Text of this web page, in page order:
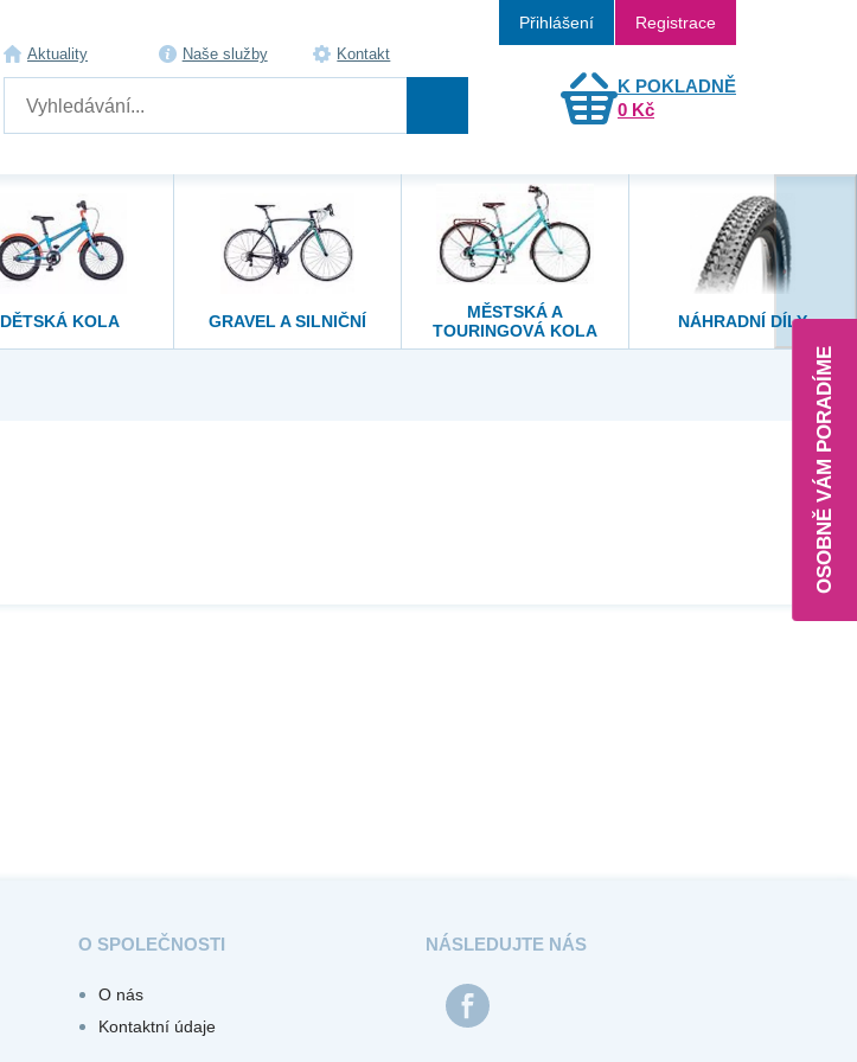
Aktuality Naše služby Kontakt
Přihlášení Registrace
K POKLADNĚ
0 Kč
DĚTSKÁ KOLA GRAVEL A SILNIČNÍ
MĚSTSKÁ A
TOURINGOVÁ KOLA
NÁHRADNÍ DÍLY
O SPOLEČNOSTI
O nás
Kontaktní údaje
NÁSLEDUJTE NÁS